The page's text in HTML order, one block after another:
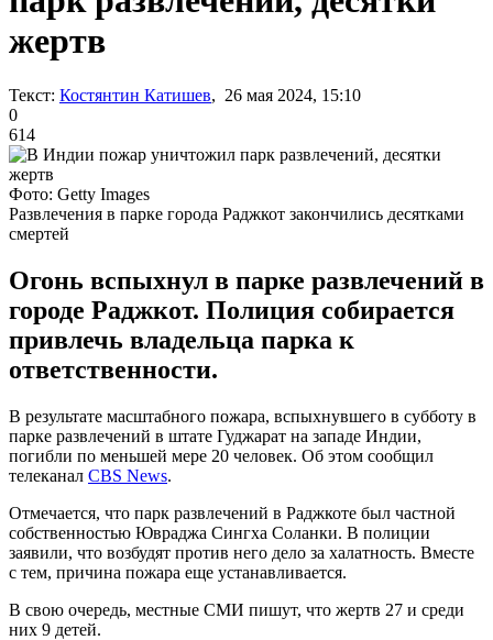
жертв
Текст: Костянтин Катишев, 26 мая 2024, 15:10
0
614
Фото: Getty Images
Развлечения в парке города Раджкот закончились десятками
смертей
Огонь вспыхнул в парке развлечений в
городе Раджкот. Полиция собирается
привлечь владельца парка к
ответственности.
В результате масштабного пожара, вспыхнувшего в субботу в
парке развлечений в штате Гуджарат на западе Индии,
погибли по меньшей мере 20 человек. Об этом сообщил
телеканал СBS News.
Отмечается, что парк развлечений в Раджкоте был частной
собственностью Ювраджа Сингха Соланки. В полиции
заявили, что возбудят против него дело за халатность. Вместе
с тем, причина пожара еще устанавливается.
В свою очередь, местные СМИ пишут, что жертв 27 и среди
них 9 детей.